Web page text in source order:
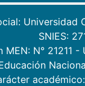
Universidad
SNIES:
MEN: N° 21211